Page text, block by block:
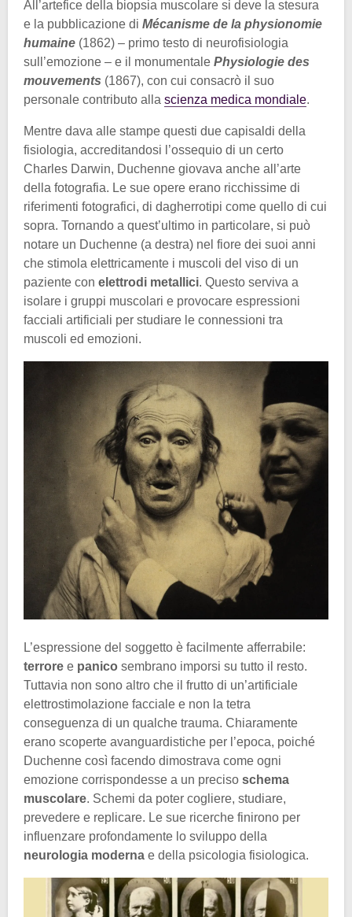
All’artefice della biopsia muscolare si deve la stesura
e la pubblicazione di Mécanisme de la physionomie
humaine (1862) – primo testo di neurofisiologia
sull’emozione – e il monumentale Physiologie des
mouvements (1867), con cui consacrò il suo
personale contributo alla scienza medica mondiale.
Mentre dava alle stampe questi due capisaldi della
fisiologia, accreditandosi l’ossequio di un certo
Charles Darwin, Duchenne giovava anche all’arte
della fotografia. Le sue opere erano ricchissime di
riferimenti fotografici, di dagherrotipi come quello di cui
sopra. Tornando a quest’ultimo in particolare, si può
notare un Duchenne (a destra) nel fiore dei suoi anni
che stimola elettricamente i muscoli del viso di un
paziente con elettrodi metallici. Questo serviva a
isolare i gruppi muscolari e provocare espressioni
facciali artificiali per studiare le connessioni tra
muscoli ed emozioni.
L’espressione del soggetto è facilmente afferrabile:
terrore e panico sembrano imporsi su tutto il resto.
Tuttavia non sono altro che il frutto di un’artificiale
elettrostimolazione facciale e non la tetra
conseguenza di un qualche trauma. Chiaramente
erano scoperte avanguardistiche per l’epoca, poiché
Duchenne così facendo dimostrava come ogni
emozione corrispondesse a un preciso schema
muscolare. Schemi da poter cogliere, studiare,
prevedere e replicare. Le sue ricerche finirono per
influenzare profondamente lo sviluppo della
neurologia moderna e della psicologia fisiologica.